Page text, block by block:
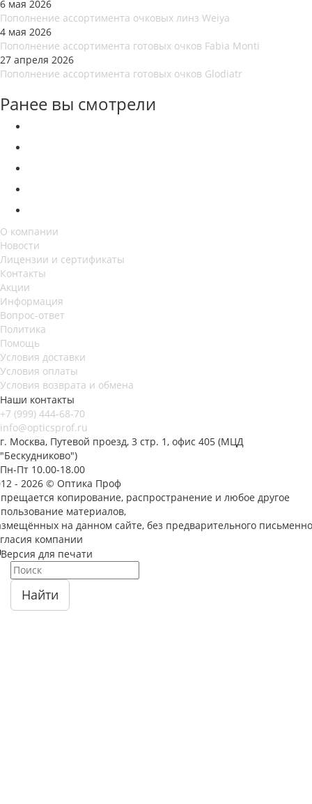
6 мая 2026
Пополнение ассортимента очковых линз Weiya
4 мая 2026
Пополнение ассортимента готовых очков Fabia Monti
27 апреля 2026
Пополнение ассортимента готовых очков Glodiatr
Ранее вы смотрели
О компании
Новости
Лицензии и сертификаты
Контакты
Акции
Информация
Вопрос-ответ
Политика
Помощь
Условия доставки
Условия оплаты
Условия возврата и обмена
Наши контакты
+7 (999) 444-68-70
info@opticsprof.ru
г. Москва, Путевой проезд, 3 стр. 1, офис 405 (МЦД
"Бескудниково")
Пн-Пт 10.00-18.00
- 2026 © Оптика Проф
копирование, распространение и любое другое
материалов,
на данном сайте, без предварительного
компании
Версия для печати
Найти